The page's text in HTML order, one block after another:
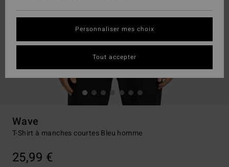
Wave
T-Shirt à manches courtes Bleu homme
25,99 €
Personnaliser mes choix
Tout accepter